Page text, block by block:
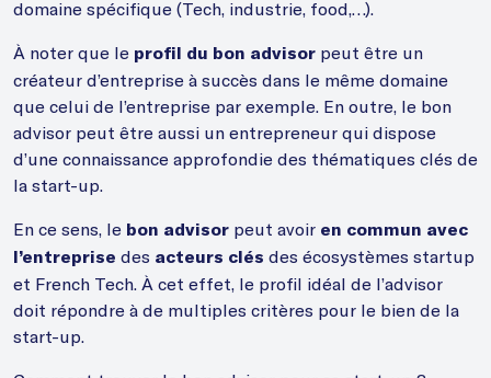
domaine spécifique (Tech, industrie, food,…).
À noter que le profil du bon advisor peut être un
créateur d’entreprise à succès dans le même domaine
que celui de l’entreprise par exemple. En outre, le bon
advisor peut être aussi un entrepreneur qui dispose
d’une connaissance approfondie des thématiques clés de
la start-up.
En ce sens, le bon advisor peut avoir en commun avec
l’entreprise des acteurs clés des écosystèmes startup
et French Tech. À cet effet, le profil idéal de l’advisor
doit répondre à de multiples critères pour le bien de la
start-up.